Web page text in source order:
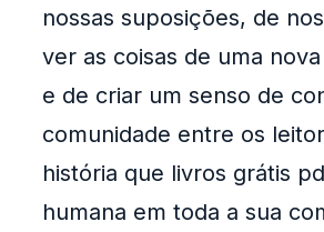
nossas suposições, de
ver as coisas de uma
e de criar um senso de
comunidade entre os
história que livros grátis
humana em toda a sua